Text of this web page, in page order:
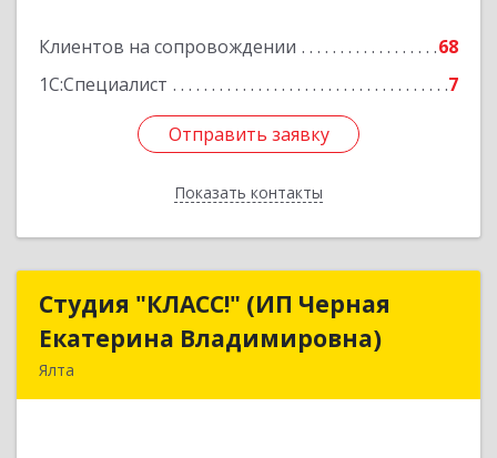
Клиентов на сопровождении
68
1С:Специалист
7
Отправить заявку
Показать контакты
Подробнее
Отправить заявку
Назад
Студия "КЛАСС!" (ИП Черная
Екатерина Владимировна)
Ялта
Студия "КЛАСС!" (ИП Черная
Екатерина Владимировна)